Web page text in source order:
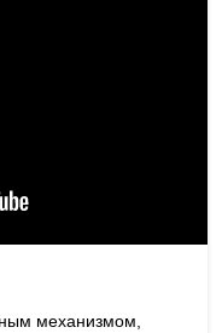
механизмом,